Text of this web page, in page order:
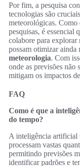
Por fim, a pesquisa
tecnologias são
meteorológicas. Como
pesquisas, é essencial
colabore para explorar
possam otimizar ainda
meteorologia. Com
onde as previsões não
mitigam os impactos
FAQ
Como é que a
do tempo?
A inteligência artificial
processam vastas
permitindo previsões
identificar padrões e